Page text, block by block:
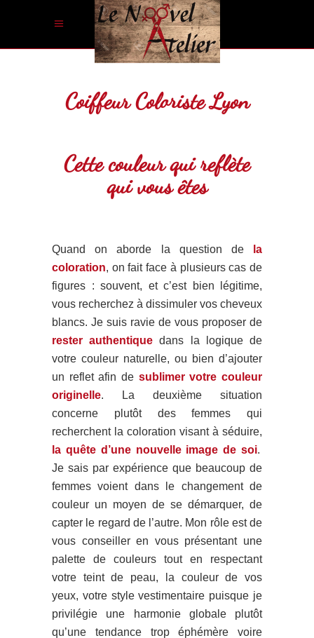
Coiffeur Coloriste Lyon
Cette couleur qui reflète
qui vousêtes
Quand on aborde la question dela
coloration, on fait face à plusieurs cas de
figures : souvent, et c’est bien légitime,
vous recherchez à dissimuler vos cheveux
blancs. Je suis ravie de vous proposer de
rester authentique dans la logique de
votre couleur naturelle, ou bien d’ajouter
un reflet afin de sublimer votre couleur
originelle. La deuxième situation
concerne plutôt des femmes qui
recherchent la coloration visant à séduire,
la quête d’une nouvelle image de soi.
Je sais par expérience que beaucoup de
femmes voient dans le changement de
couleur un moyen de se démarquer, de
capter le regard de l’autre. Mon rôle est de
vous conseiller en vous présentant une
palette de couleurs tout en respectant
votre teint de peau, la couleur de vos
yeux, votre style vestimentaire puisque je
privilégie une harmonie globale plutôt
qu’une tendance trop éphémère voire